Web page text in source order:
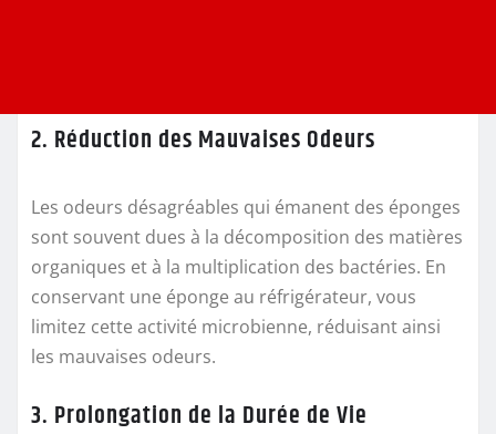
2. Réduction des Mauvaises Odeurs
Les odeurs désagréables qui émanent des éponges
sont souvent dues à la décomposition des matières
organiques et à la multiplication des bactéries. En
conservant une éponge au réfrigérateur, vous
limitez cette activité microbienne, réduisant ainsi
les mauvaises odeurs.
3. Prolongation de la Durée de Vie